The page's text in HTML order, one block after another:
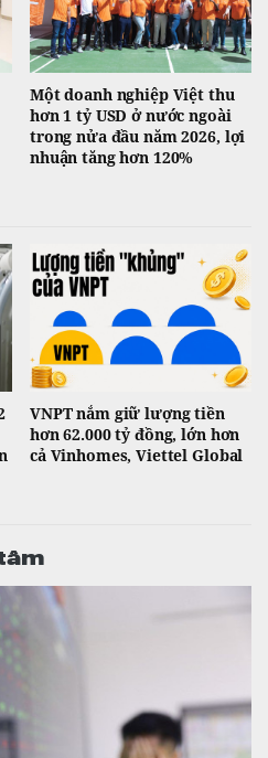
Một doanh nghiệp Việt thu
hơn 1 tỷ USD ở nước ngoài
trong nửa đầu năm 2026, lợi
nhuận tăng hơn 120%
VNPT nắm giữ lượng tiền
hơn 62.000 tỷ đồng, lớn hơn
cả Vinhomes, Viettel Global